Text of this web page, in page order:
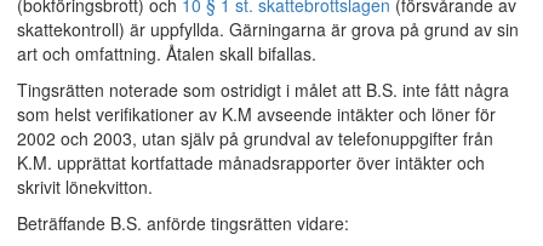
(bokföringsbrott) och 10 § 1 st. skattebrottslagen (försvårande av
skattekontroll) är uppfyllda. Gärningarna är grova på grund av sin
art och omfattning. Åtalen skall bifallas.
Tingsrätten noterade som ostridigt i målet att B.S. inte fått några
som helst verifikationer av K.M avseende intäkter och löner för
2002 och 2003, utan själv på grundval av telefonuppgifter från
K.M. upprättat kortfattade månadsrapporter över intäkter och
skrivit lönekvitton.
Beträffande B.S. anförde tingsrätten vidare: